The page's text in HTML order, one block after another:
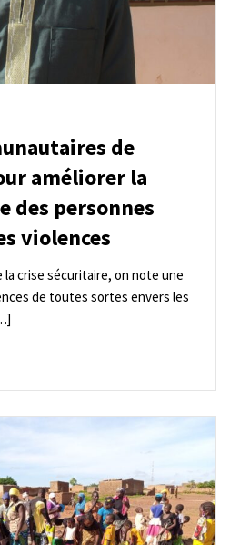
de
améliorer la
des personnes
violences
la crise sécuritaire, on note une
de toutes sortes envers les